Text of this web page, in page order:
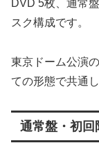
DVD 5枚、通常
スク構成です。
東京ドーム公演
ての形態で共通
通常盤・初回